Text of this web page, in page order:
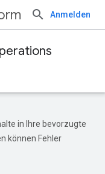
Anmelden
in Ihre bevorzugte
können Fehler